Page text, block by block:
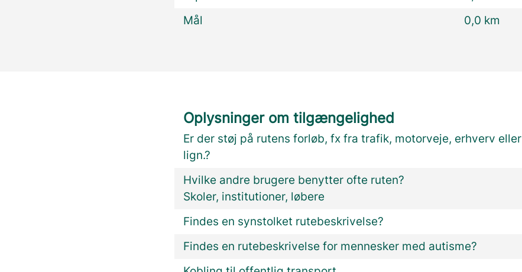
Mål
0,0 km
Oplysninger om tilgængelighed
Er der støj på rutens forløb, fx fra trafik, motorveje, erhverv eller
lign.?
Hvilke andre brugere benytter ofte ruten?
Skoler, institutioner, løbere
Findes en synstolket rutebeskrivelse?
Findes en rutebeskrivelse for mennesker med autisme?